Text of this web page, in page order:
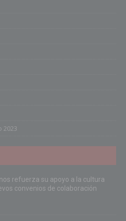
2023
refuerza su apoyo a la cultura
convenios de colaboración